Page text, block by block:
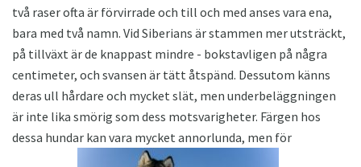
två raser ofta är förvirrade och till och med anses vara ena,
bara med två namn. Vid Siberians är stammen mer utsträckt,
på tillväxt är de knappast mindre - bokstavligen på några
centimeter, och svansen är tätt åtspänd. Dessutom känns
deras ull hårdare och mycket slät, men underbeläggningen
är inte lika smörig som dess motsvarigheter. Färgen hos
dessa hundar kan vara mycket annorlunda, men för